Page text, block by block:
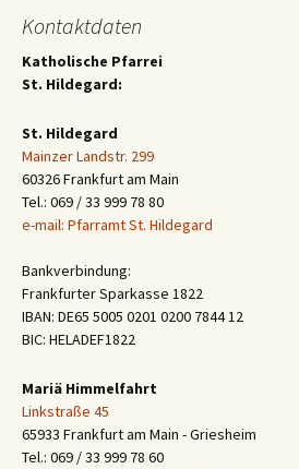
Kontaktdaten
Katholische Pfarrei
St. Hildegard:
St. Hildegard
Mainzer Landstr. 299
60326 Frankfurt am Main
Tel.: 069 / 33 999 78 80
e-mail: Pfarramt St. Hildegard
Bankverbindung:
Frankfurter Sparkasse 1822
IBAN: DE65 5005 0201 0200 7844 12
BIC: HELADEF1822
Mariä Himmelfahrt
Linkstraße 45
65933 Frankfurt am Main - Griesheim
Tel.: 069 / 33 999 78 60